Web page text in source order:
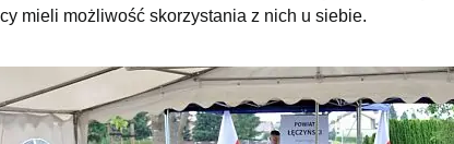
mieli możliwość skorzystania z nich u siebie.